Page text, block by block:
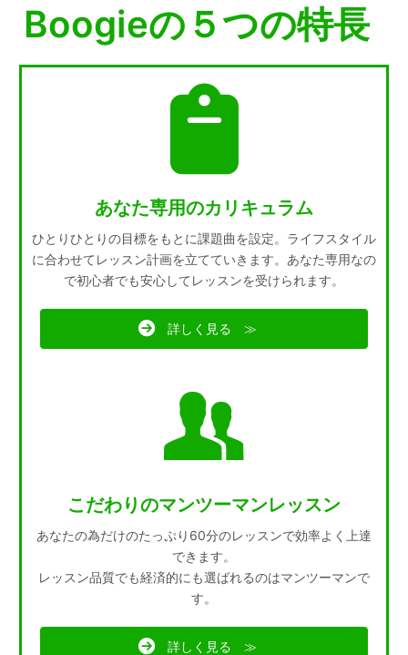
Boogieの５つの特長
あなた専用のカリキュラム
ひとりひとりの目標をもとに課題曲を設定。ライフスタイル
に合わせてレッスン計画を立てていきます。あなた専用なの
で初心者でも安心してレッスンを受けられます。
詳しく見る ≫
こだわりのマンツーマンレッスン
あなたの為だけのたっぷり60分のレッスンで効率よく上達
できます。
レッスン品質でも経済的にも選ばれるのはマンツーマンで
す。
詳しく見る ≫